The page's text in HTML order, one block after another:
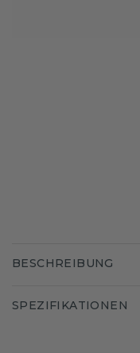
BESCHREIBUNG
SPEZIFIKATIONEN